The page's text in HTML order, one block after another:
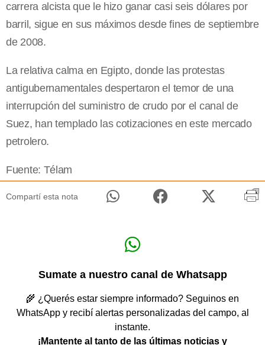
carrera alcista que le hizo ganar casi seis dólares por
barril, sigue en sus máximos desde fines de septiembre
de 2008.
La relativa calma en Egipto, donde las protestas
antigubernamentales despertaron el temor de una
interrupción del suministro de crudo por el canal de
Suez, han templado las cotizaciones en este mercado
petrolero.
Fuente: Télam
Compartí esta nota
Sumate a nuestro canal de Whatsapp
🌾 ¿Querés estar siempre informado? Seguinos en
WhatsApp y recibí alertas personalizadas del campo, al
instante.
¡Mantente al tanto de las últimas noticias y